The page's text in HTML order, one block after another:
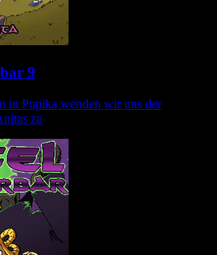
9
in Pupika wenden wir uns der
zu